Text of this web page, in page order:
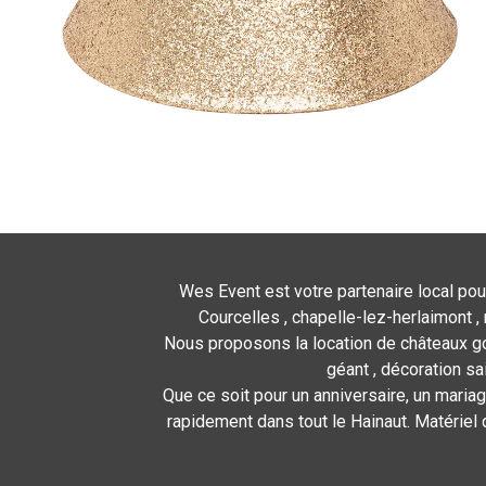
Wes Event est votre partenaire local
Courcelles , chapelle-lez-herlaimont ,
Nous proposons la location de châteaux
géant , décoration
Que ce soit pour un anniversaire, un
rapidement dans tout le Hainaut.